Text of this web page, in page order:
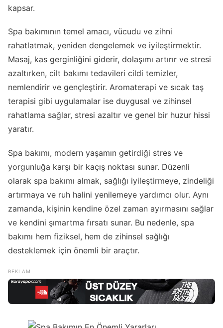
kapsar.
Spa bakımının temel amacı, vücudu ve zihni
rahatlatmak, yeniden dengelemek ve iyileştirmektir.
Masaj, kas gerginliğini giderir, dolaşımı artırır ve stresi
azaltırken, cilt bakımı tedavileri cildi temizler,
nemlendirir ve gençleştirir. Aromaterapi ve sıcak taş
terapisi gibi uygulamalar ise duygusal ve zihinsel
rahatlama sağlar, stresi azaltır ve genel bir huzur hissi
yaratır.
Spa bakımı, modern yaşamın getirdiği stres ve
yorgunluğa karşı bir kaçış noktası sunar. Düzenli
olarak spa bakımı almak, sağlığı iyileştirmeye, zindeliği
artırmaya ve ruh halini yenilemeye yardımcı olur. Aynı
zamanda, kişinin kendine özel zaman ayırmasını sağlar
ve kendini şımartma fırsatı sunar. Bu nedenle, spa
bakımı hem fiziksel, hem de zihinsel sağlığı
desteklemek için önemli bir araçtır.